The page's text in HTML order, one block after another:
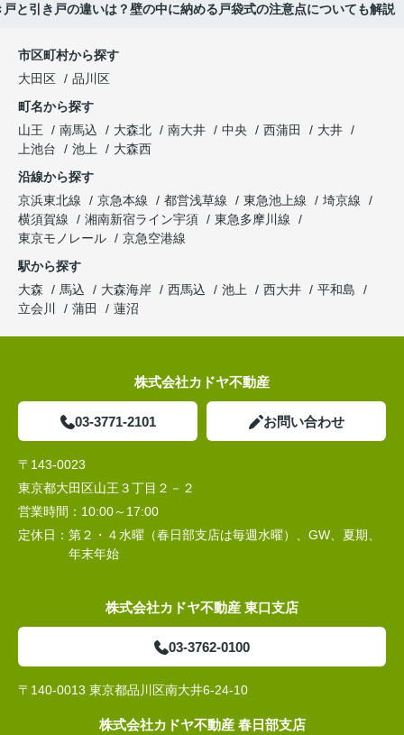
戸と引き戸の違いは？壁の中に納める戸袋式の注意点についても解説
市区町村から探す
大田区
品川区
町名から探す
山王
南馬込 大森北 南大井 中央 西蒲田
大井
上池台
池上
大森西
沿線から探す
京浜東北線
京急本線 都営浅草線 東急池上線
埼京線
横須賀線
湘南新宿ライン宇須
東急多摩川線
東京モノレール
京急空港線
駅から探す
大森
馬込 大森海岸 西馬込 池上 西大井
平和島
立会川
蒲田 蓮沼
株式会社カドヤ不動産
03-3771-2101 お問い合わせ
〒143-0023
東京都大田区山王３丁目２－２
営業時間： 10:00～17:00
定休日： 第２・４水曜（春日部支店は毎週水曜）、GW、夏期、
年末年始
株式会社カドヤ不動産 東口支店
03-3762-0100
〒140-0013 東京都品川区南大井6-24-10
株式会社カドヤ不動産 春日部支店